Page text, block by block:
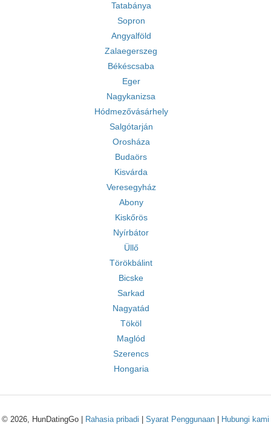
Tatabánya
Sopron
Angyalföld
Zalaegerszeg
Békéscsaba
Eger
Nagykanizsa
Hódmezővásárhely
Salgótarján
Orosháza
Budaörs
Kisvárda
Veresegyház
Abony
Kiskőrös
Nyírbátor
Üllő
Törökbálint
Bicske
Sarkad
Nagyatád
Tököl
Maglód
Szerencs
Hongaria
© 2026, HunDatingGo | Rahasia pribadi Syarat Penggunaan Hubungi kami